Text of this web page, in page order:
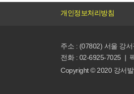
개인정보처리방침
주소 : (07802) 서울 강
전화 : 02-6925-7025 |
Copyright©2020 강서발